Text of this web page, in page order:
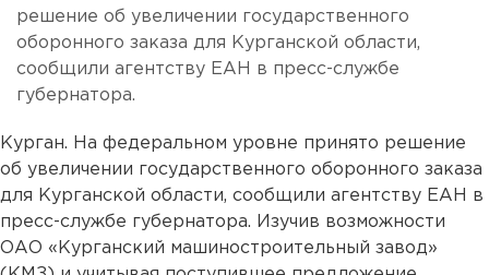
решение об увеличении государственного
оборонного заказа для Курганской области,
сообщили агентству ЕАН в пресс-службе
губернатора.
Курган. На федеральном уровне принято решение
об увеличении государственного оборонного заказа
для Курганской области, сообщили агентству ЕАН в
пресс-службе губернатора. Изучив возможности
ОАО «Курганский машиностроительный завод»